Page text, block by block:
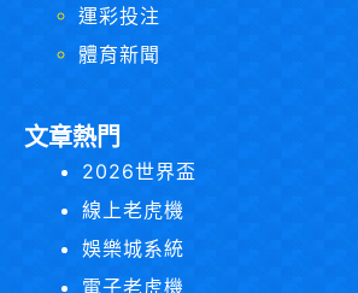
運彩投注
體育新聞
文章熱門
2026世界盃
線上老虎機
娛樂城系統
電子老虎機